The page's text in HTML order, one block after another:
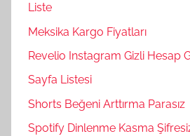
Liste
Meksika Kargo Fiyatları
Revelio Instagram Gizli Hesap
Sayfa Listesi
Shorts Beğeni Arttırma Parasız
Spotify Dinlenme Kasma